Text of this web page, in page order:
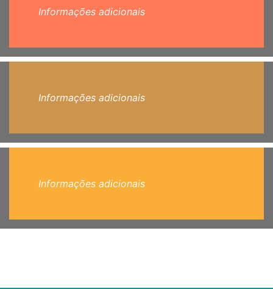
Informações adicionais
Informações adicionais
Informações adicionais